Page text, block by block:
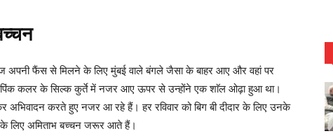
अपनी फैंस से मिलने के लिए मुंबई वाले बंगले जैसा के बाहर आए और वहां पर
कलर के सिल्क कुर्ते में नजर आए ऊपर से उन्होंने एक शाॅल ओढ़ा हुआ था।
करते हुए नजर आ रहे हैं। हर रविवार को बिग बी दीदार के लिए उनके
लिए अमिताभ बच्चन जरूर आते हैं।